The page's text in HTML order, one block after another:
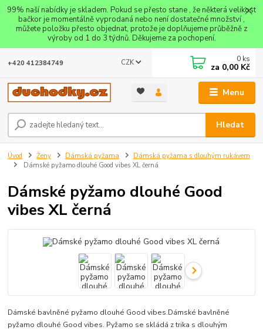
99% naší nabídky je skladem. Pokud se přesto stane , že některá velikost
bačkor je momentálně vyprodaná nebo není dostatečné množství ,
můžete položku přesto objednat, protože je doplňujeme průběžně z
výroby od 1 do 3 týdnů. Děkujeme za pochopení.
Menu
CZK
Hledat
+420 412384749 0 ks
za 0,00 Kč
Úvod Ženy Dámská pyžama
Dámská pyžama s dlouhým rukávem
Dámské pyžamo dlouhé Good vibes XL černá
Dámské pyžamo dlouhé Good
vibes XL černá
Dámské bavlněné pyžamo dlouhé Good vibes.Dámské bavlněné
pyžamo dlouhé Good vibes. Pyžamo se skládá z trika s dlouhým